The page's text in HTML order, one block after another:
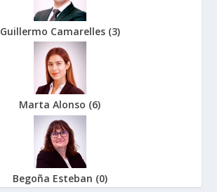
Guillermo Camarelles (3)
Marta Alonso (6)
Begoña Esteban (0)